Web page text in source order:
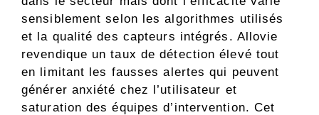
sensiblement selon les algorithmes utilisés
et la qualité des capteurs intégrés. Allovie
revendique un taux de détection élevé tout
en limitant les fausses alertes qui peuvent
générer anxiété chez l’utilisateur et
saturation des équipes d’intervention. Cet